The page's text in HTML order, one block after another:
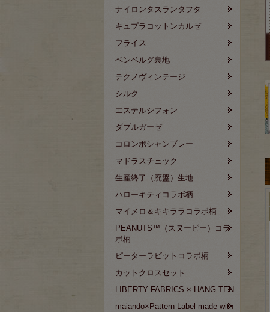
ナイロンタスランタフタ
キュプラコットンカルゼ
フライス
ベンベルグ裏地
テクノヴィンテージ
シルク
エステルシフォン
ダブルガーゼ
コロンボシャンブレー
マドラスチェック
生産終了（廃盤）生地
ハローキティコラボ柄
マイメロ＆キキララコラボ柄
PEANUTS™（スヌーピー）コラ
ボ柄
ピーターラビットコラボ柄
カットクロスセット
LIBERTY FABRICS × HANG TEN
maiando×Pattern Label made with